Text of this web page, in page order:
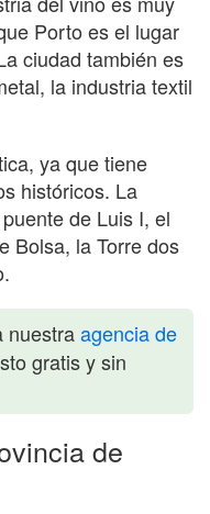
Porto es el lugar
ciudad también es
la industria textil
ya que tiene
históricos. La
de Luis I, el
Bolsa, la Torre dos
nuestraagencia de
gratis y sin
de